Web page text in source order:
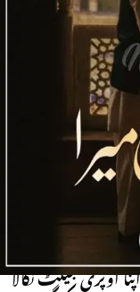
Satrangi
After Marriage |
| Rude Hero |
سے صوفے پر پھینکا
انسوں بہاتے ہوئے
سے اتنی بیباکی
سوچ کر ہی اُسے
اوپری جیکٹ نکالا